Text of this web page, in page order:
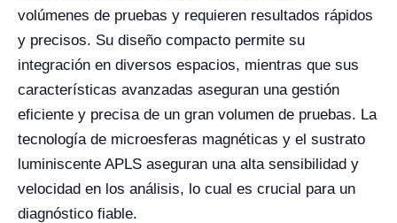
volúmenes de pruebas y requieren resultados rápidos
y precisos. Su diseño compacto permite su
integración en diversos espacios, mientras que sus
características avanzadas aseguran una gestión
eficiente y precisa de un gran volumen de pruebas. La
tecnología de microesferas magnéticas y el sustrato
luminiscente APLS aseguran una alta sensibilidad y
velocidad en los análisis, lo cual es crucial para un
diagnóstico fiable.